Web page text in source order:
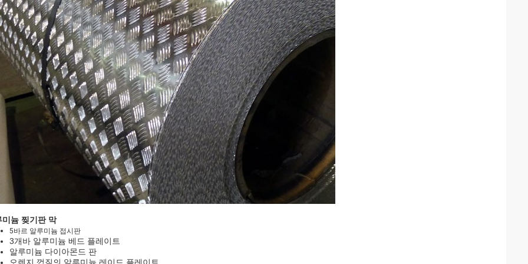
미늄 찢기판 막
5바르 알루미늄 접시판
3개바 알루미늄 베드 플레이트
알루미늄 다이아몬드 판